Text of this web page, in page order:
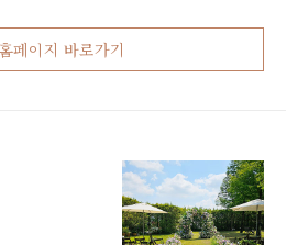
페이지 바로가기